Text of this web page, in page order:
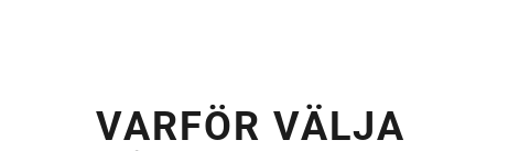
VARFÖR VÄLJA